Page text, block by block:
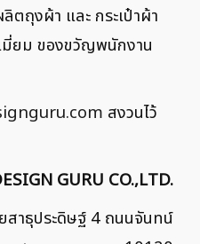
ตถุงผ้า และ กระเป๋าผ้า
มี่ยม ของขวัญพนักงาน
สงวนไว้
GURU CO.,LTD.
สาธุประดิษฐ์ 4 ถนนจันทน์